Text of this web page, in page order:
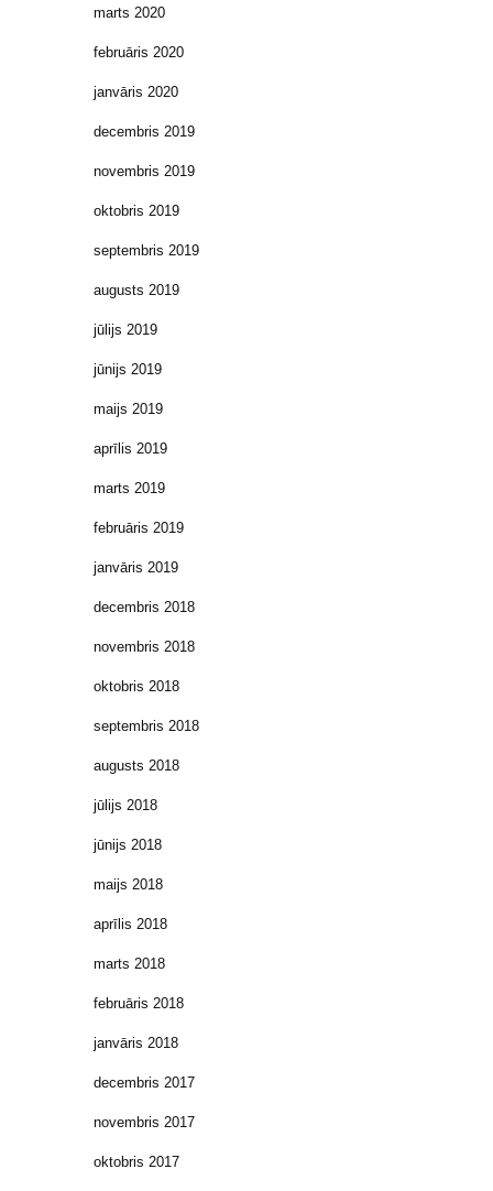
marts 2020
februāris 2020
janvāris 2020
decembris 2019
novembris 2019
oktobris 2019
septembris 2019
augusts 2019
jūlijs 2019
jūnijs 2019
maijs 2019
aprīlis 2019
marts 2019
februāris 2019
janvāris 2019
decembris 2018
novembris 2018
oktobris 2018
septembris 2018
augusts 2018
jūlijs 2018
jūnijs 2018
maijs 2018
aprīlis 2018
marts 2018
februāris 2018
janvāris 2018
decembris 2017
novembris 2017
oktobris 2017